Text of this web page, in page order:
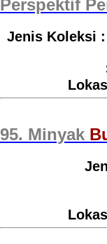
Perspektif
Jenis Koleksi
95. Minyak